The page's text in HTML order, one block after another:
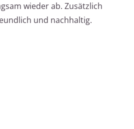
wieder ab. Zusätzlich
und nachhaltig.